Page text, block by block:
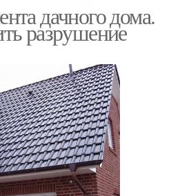
Деревянный дом
Ленточный фундамент
дачного дома.
разрушение